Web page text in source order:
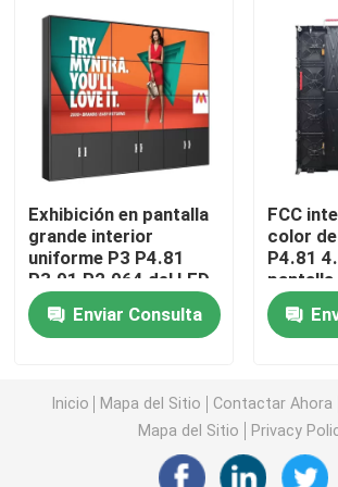
Pantalla creativa de la pantalla LED
Pantalla al aire libre de la pantalla
Pantalla de la pantalla LED de la
pantalla led de interior
Pantalla curvada del LED
Módulos de la pantalla del LED
Exhibición en pantalla
grande interior
uniforme P3 P4.81
P3.91 P2.064 del LED
Enviar Consulta
FCC
color
P4.81
pantalla
Inicio Mapa del Sitio Contactar Ahora
Mapa del Sitio
Privacy